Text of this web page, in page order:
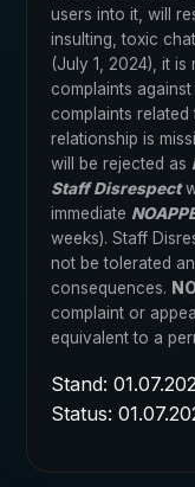
users into it, will
insulting, toxic
(July 1, 2024), it
complaints
complaints related
relationship is
will be rejected as
Staff Disrespect
immediate
weeks). Staff
not be tolerated
consequences.
complaint or
equivalent to a
Stand:
Status: